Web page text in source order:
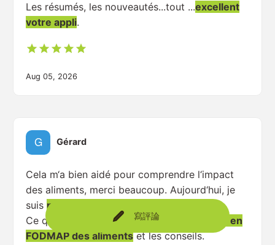
寫評論
Les résumés, les nouveautés...tout ...excellent
votre appli.
Aug 05, 2026
Gérard
Cela m‘a bien aidé pour comprendre l‘impact
des aliments, merci beaucoup. Aujourd‘hui, je
suis plus autonome
Ce qui m‘a le plus aidé c‘estla composition en
FODMAP des alimentset les conseils.